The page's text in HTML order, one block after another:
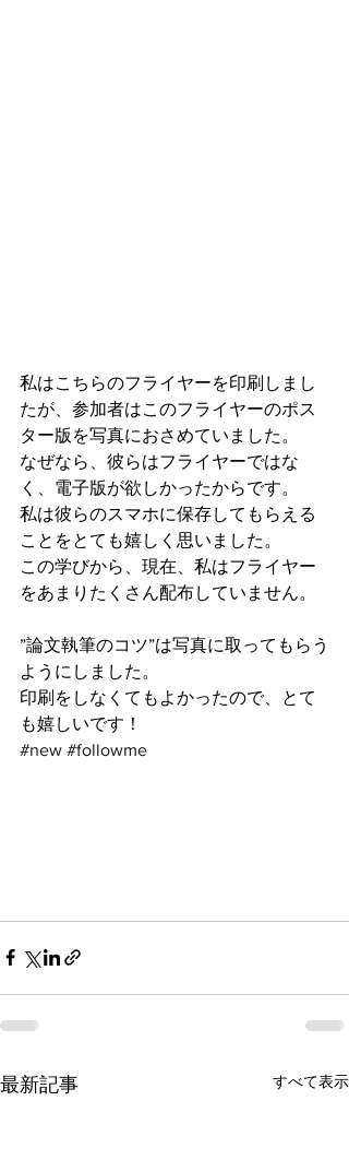
私はこちらのフライヤーを印刷しまし
たが、参加者はこのフライヤーのポス
ター版を写真におさめていました。
なぜなら、彼らはフライヤーではな
く、電子版が欲しかったからです。
私は彼らのスマホに保存してもらえる
ことをとても嬉しく思いました。
この学びから、現在、私はフライヤー
をあまりたくさん配布していません。
”論文執筆のコツ”は写真に取ってもらう
ようにしました。
印刷をしなくてもよかったので、とて
も嬉しいです！
#new #followme
最新記事 すべて表示